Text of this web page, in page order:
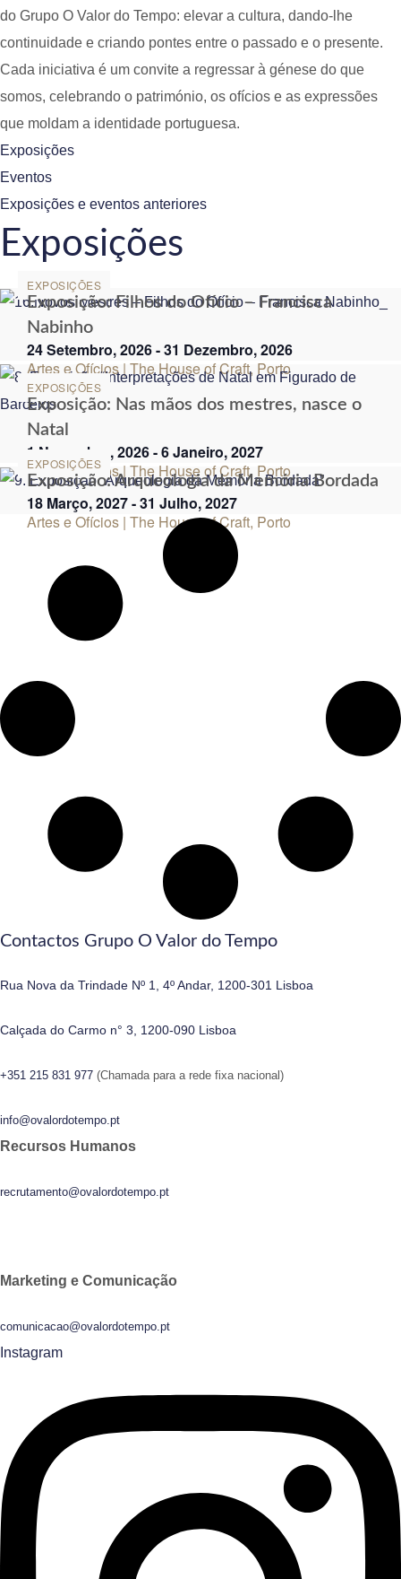
do Grupo O Valor do Tempo: elevar a cultura, dando-lhe
continuidade e criando pontes entre o passado e o presente.
Cada iniciativa é um convite a regressar à génese do que
somos, celebrando o património, os ofícios e as expressões
que moldam a identidade portuguesa.
Exposições
Eventos
Exposições e eventos anteriores
Exposições
EXPOSIÇÕES
Exposição: Filhos do Ofício – Francisca
Nabinho
Artes e Ofícios | The House of Craft, Porto
24 Setembro, 2026-31 Dezembro, 2026
EXPOSIÇÕES
Exposição: Nas mãos dos mestres, nasce o
Natal
Artes e Ofícios | The House of Craft, Porto
1 Novembro, 2026-6 Janeiro, 2027
EXPOSIÇÕES
Exposição: Arqueologia da Memória Bordada
Artes e Ofícios | The House of Craft, Porto
18 Março, 2027-31 Julho, 2027
Contactos Grupo O Valor do Tempo
Rua Nova da Trindade Nº 1, 4º Andar, 1200-301 Lisboa
Calçada do Carmo n° 3, 1200-090 Lisboa
+351 215 831 977 (Chamada para a rede fixa nacional)
info@ovalordotempo.pt
Recursos Humanos
recrutamento@ovalordotempo.pt
Marketing e Comunicação
comunicacao@ovalordotempo.pt
Instagram